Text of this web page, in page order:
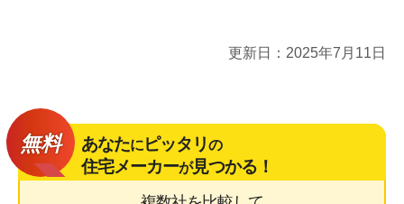
更新日： 2025年7月11日
無料 あなたにピッタリの
住宅メーカーが見つかる！